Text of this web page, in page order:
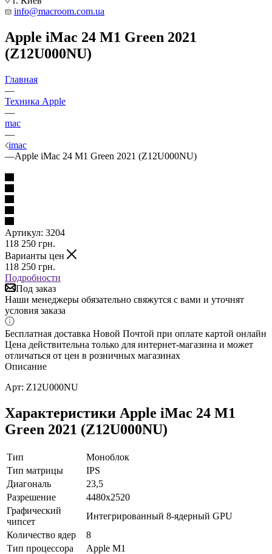
info@macroom.com.ua
Apple iMac 24 M1 Green 2021
(Z12U000NU)
Главная
—
Техника Apple
—
mac
—
imac
—Apple iMac 24 M1 Green 2021 (Z12U000NU)
Артикул: 3204
118 250 грн.
Варианты цен
118 250 грн.
Подробности
Под заказ
Наши менеджеры обязательно свяжутся с вами и уточнят
условия заказа
Бесплатная доставка Новой Почтой при оплате картой онлайн
Цена действительна только для интернет-магазина и может
отличаться от цен в розничных магазинах
Описание
Арт: Z12U000NU
Характеристики Apple iMac 24 M1
Green 2021 (Z12U000NU)
Тип
Моноблок
Тип матрицы
IPS
Диагональ
23,5
Разрешение
4480x2520
Графический
чипсет
Интегрированный 8-ядерный GPU
Количество ядер
8
Тип процессора
Apple M1